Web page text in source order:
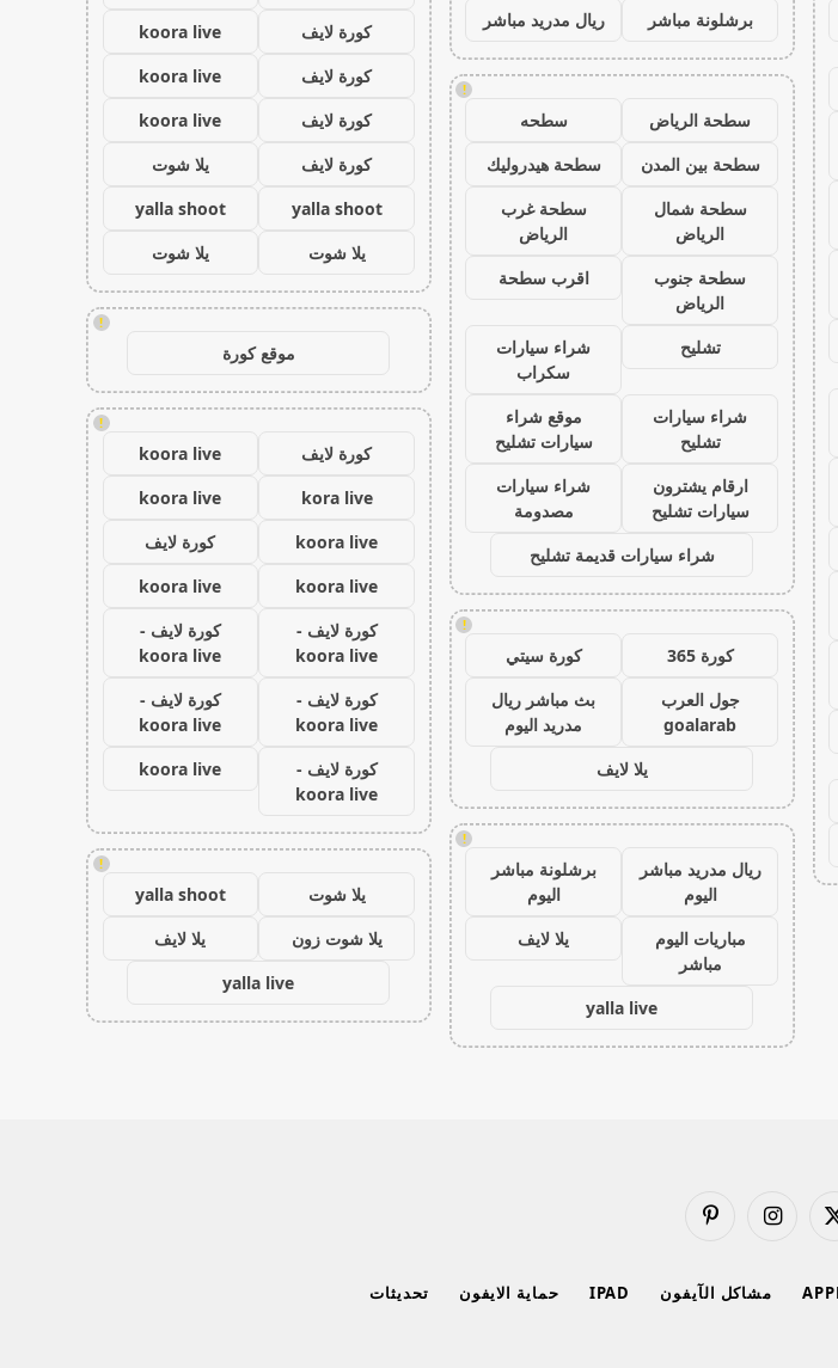
برشلونة مباشر
ريال مدريد مباشر
!
سطحة الرياض
سطحه
سطحة بين المدن
سطحة هيدروليك
سطحة شمال
الرياض
سطحة غرب
الرياض
سطحة جنوب
الرياض
اقرب سطحة
تشليح
شراء سيارات
سكراب
شراء سيارات
تشليح
موقع شراء
سيارات تشليح
ارقام يشترون
سيارات تشليح
شراء سيارات
مصدومة
شراء سيارات قديمة تشليح
!
كورة 365
كورة سيتي
جول العرب
goalarab
بث مباشر ريال
مدريد اليوم
يلا لايف
!
ريال مدريد مباشر
اليوم
برشلونة مباشر
اليوم
مباريات اليوم
مباشر
يلا لايف
yalla live
كورة لايف
koora live
كورة لايف
koora live
كورة لايف
koora live
كورة لايف
يلا شوت
yalla shoot
yalla shoot
يلا شوت
يلا شوت
!
موقع كورة
!
كورة لايف
koora live
kora live
koora live
koora live
كورة لايف
koora live
koora live
كورة لايف -
koora live
كورة لايف -
koora live
كورة لايف -
koora live
كورة لايف -
koora live
كورة لايف -
koora live
koora live
!
يلا شوت
yalla shoot
يلا شوت زون
يلا لايف
yalla live
X
الانستغرامبينتيريست
مشاكل الآيفون IPAD حماية الايفون تحديثات